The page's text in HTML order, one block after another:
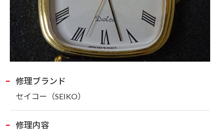
修理ブランド
セイコー （SEIKO）
修理内容